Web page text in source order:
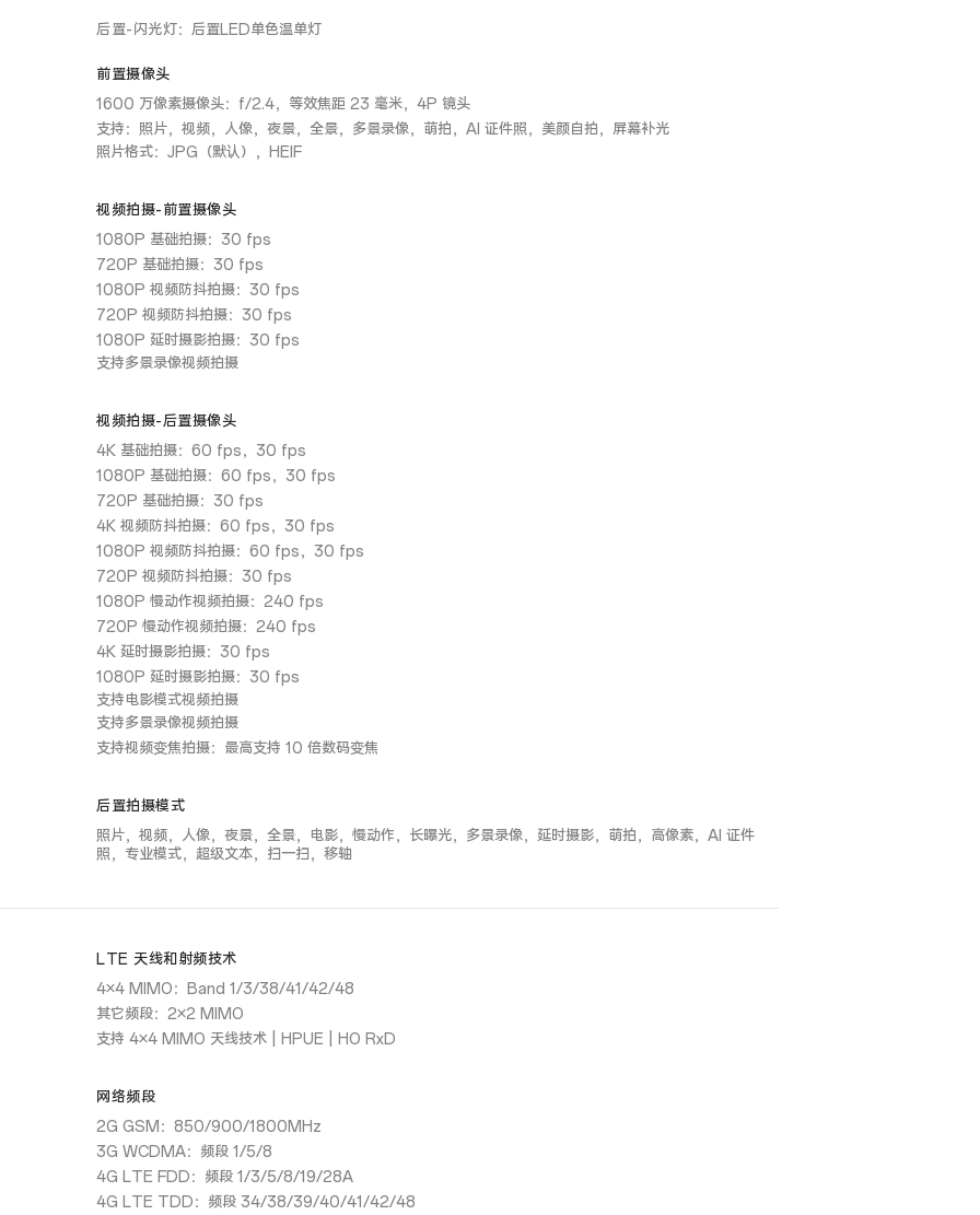
后置-闪光灯： 后置LED单色温单灯
前置摄像头
1600 万像素摄像头：f/2.4，等效焦距 23 毫米，4P 镜头
支持：照片，视频，人像，夜景，全景，多景录像，萌拍，AI 证件照，美颜自拍，屏幕补光
照片格式：JPG（默认），HEIF
视频拍摄-前置摄像头
1080P 基础拍摄：30 fps
720P 基础拍摄：30 fps
1080P 视频防抖拍摄：30 fps
720P 视频防抖拍摄：30 fps
1080P 延时摄影拍摄：30 fps
支持多景录像视频拍摄
视频拍摄-后置摄像头
4K 基础拍摄：60 fps，30 fps
1080P 基础拍摄：60 fps，30 fps
720P 基础拍摄：30 fps
4K 视频防抖拍摄：60 fps，30 fps
1080P 视频防抖拍摄：60 fps，30 fps
720P 视频防抖拍摄：30 fps
1080P 慢动作视频拍摄：240 fps
720P 慢动作视频拍摄：240 fps
4K 延时摄影拍摄：30 fps
1080P 延时摄影拍摄：30 fps
支持电影模式视频拍摄
支持多景录像视频拍摄
支持视频变焦拍摄：最高支持 10 倍数码变焦
后置拍摄模式
照片，视频，人像，夜景，全景，电影，慢动作，长曝光，多景录像，延时摄影，萌拍，高像素，AI 证件
照，专业模式，超级文本，扫一扫，移轴
LTE 天线和射频技术
4×4 MIMO：Band 1/3/38/41/42/48
其它频段：2×2 MIMO
支持 4×4 MIMO 天线技术 | HPUE | HO RxD
网络频段
2G GSM：850/900/1800MHz
3G WCDMA：频段 1/5/8
4G LTE FDD：频段 1/3/5/8/19/28A
4G LTE TDD：频段 34/38/39/40/41/42/48